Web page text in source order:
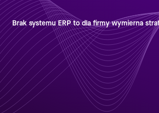
Brak systemu ERP to dla firmy wymierna